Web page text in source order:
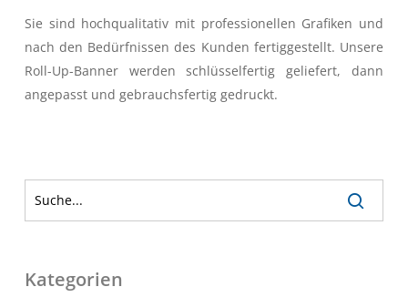
Sie sind hochqualitativ mit professionellen Grafiken und
nach den Bedürfnissen des Kunden fertiggestellt. Unsere
Roll-Up-Banner werden schlüsselfertig geliefert, dann
angepasst und gebrauchsfertig gedruckt.
Kategorien